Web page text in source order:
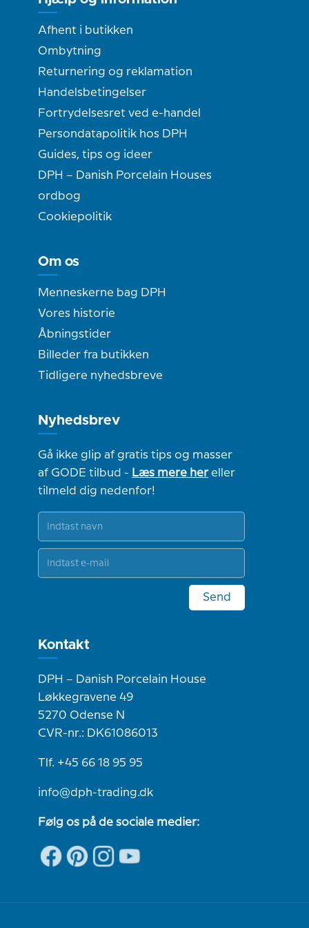
Afhent i butikken
Ombytning
Returnering og reklamation
Handelsbetingelser
Fortrydelsesret ved e-handel
Persondatapolitik hos DPH
Guides, tips og ideer
DPH – Danish Porcelain Houses
ordbog
Cookiepolitik
Om os
Menneskerne bag DPH
Vores historie
Åbningstider
Billeder fra butikken
Tidligere nyhedsbreve
Nyhedsbrev
Gå ikke glip af gratis tips og masser
af GODE tilbud - Læs mere hereller
tilmeld dig nedenfor!
Send
Kontakt
DPH – Danish Porcelain House
Løkkegravene 49
5270 Odense N
CVR-nr.: DK61086013
Tlf. +45 66 18 95 95
info@dph-trading.dk
Følg os på de sociale medier: